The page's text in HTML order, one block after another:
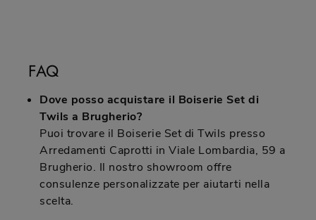
FAQ
Dove posso acquistare il Boiserie Set di
Twils a Brugherio?
Puoi trovare il Boiserie Set di Twils presso
Arredamenti Caprotti in Viale Lombardia, 59 a
Brugherio. Il nostro showroom offre
consulenze personalizzate per aiutarti nella
scelta.